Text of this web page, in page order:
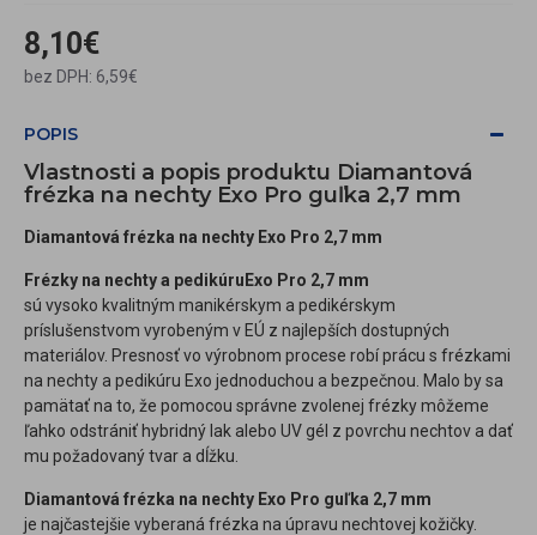
8,10€
bez DPH: 6,59€
POPIS
Vlastnosti a popis produktu Diamantová
frézka na nechty Exo Pro guľka 2,7 mm
Diamantová frézka na nechty Exo Pro 2,7 mm
Frézky na nechty a pedikúru Exo Pro 2,7 mm
sú vysoko kvalitným manikérskym a pedikérskym
príslušenstvom vyrobeným v EÚ z najlepších dostupných
materiálov. Presnosť vo výrobnom procese robí prácu s frézkami
na nechty a pedikúru Exo jednoduchou a bezpečnou. Malo by sa
pamätať na to, že pomocou správne zvolenej frézky môžeme
ľahko odstrániť hybridný lak alebo UV gél z povrchu nechtov a dať
mu požadovaný tvar a dĺžku.
Diamantová frézka na nechty Exo Pro guľka 2,7 mm
je najčastejšie vyberaná frézka na úpravu nechtovej kožičky.